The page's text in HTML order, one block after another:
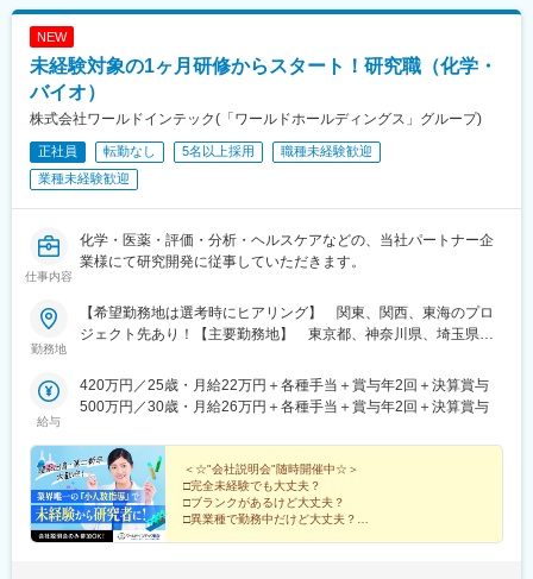
NEW
未経験対象の1ヶ月研修からスタート！研究職（化学・
バイオ）
株式会社ワールドインテック(「ワールドホールディングス」グループ)
正社員 転勤なし 5名以上採用
職種未経験歓迎
業種未経験歓迎
仕事内容
化学・医薬・評価・分析・ヘルスケアなどの、当社パートナー企
業様にて研究開発に従事していただきます。
勤務地
【希望勤務地は選考時にヒアリング】 関東、関西、東海のプロ
ジェクト先あり！【主要勤務地】 東京都、神奈川県、埼玉県、
賀県、静岡県、愛知県、三重県、広島県、福岡県※住宅補助あり！
（月6万7000円まで会社補助）【配属先一例】中外製薬株式会社
株式会社日東電工株式会社 豊橋事業所ニプロファーマ株式会社 大
舘工場株式会社カネカ株式会社DNPファインケミカル宇都宮株式
会社中外医科学研究所東邦チタニウム株式会社高田製薬株式会社
株式会社理研ジェネシス株式会社マテリアルゲート三井化学EMS
株式会社株式会社エネコート 他＼NEW！エリア制度導入／全国
でスキルを伸ばしたい方も、好きな場所で研究をしたい方も、ご
給与
420万円／25歳・月給22万円＋各種手当＋賞与年2回＋決算賞与
500万円／30歳・月給26万円＋各種手当＋賞与年2回＋決算賞与
＜☆"会社説明会"随時開催中☆＞
□完全未経験でも大丈夫？
□ブランクがあるけど大丈夫？
□異業種で勤務中だけど大丈夫？